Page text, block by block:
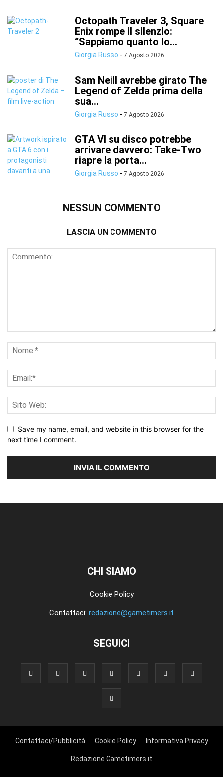
Octopath Traveler 3, Square
Enix rompe il silenzio:
“Sappiamo quanto lo...
Giorgia Russo - 7 Agosto 2026
Sam Neill avrebbe girato The
Legend of Zelda prima della
sua...
Giorgia Russo - 7 Agosto 2026
GTA VI su disco potrebbe
arrivare davvero: Take-Two
riapre la porta...
Giorgia Russo - 7 Agosto 2026
NESSUN COMMENTO
LASCIA UN COMMENTO
Save my name, email, and website in this browser for the
next time I comment.
CHI SIAMO
Cookie Policy
Contattaci: redazione@gametimers.it
SEGUICI
Contattaci/Pubblicità Cookie Policy Informativa Privacy
Redazione Gametimers.it